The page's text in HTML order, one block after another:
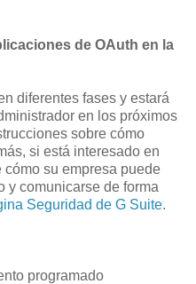
de OAuth en la
diferentes fases y estará
en los próximos
sobre cómo
si está interesado en
su empresa puede
y comunicarse de forma
Seguridad de G Suite.
programado